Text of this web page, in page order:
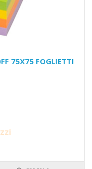
75X75 FOGLIETTI